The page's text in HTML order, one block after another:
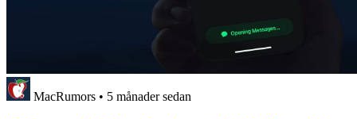
MacRumors • 5 månader sedan